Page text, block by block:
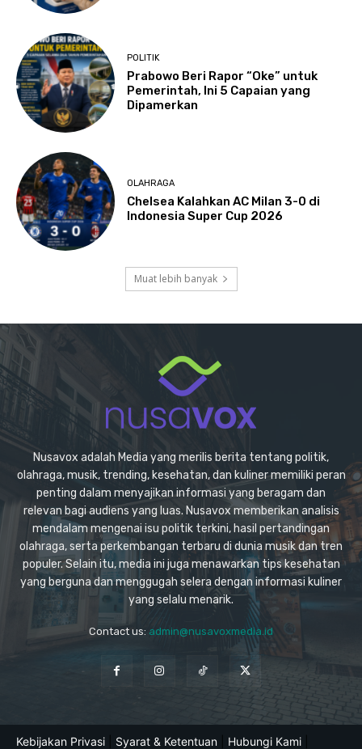
POLITIK
Prabowo Beri Rapor “Oke” untuk
Pemerintah, Ini 5 Capaian yang
Dipamerkan
OLAHRAGA
Chelsea Kalahkan AC Milan 3-0 di
Indonesia Super Cup 2026
Muat lebih banyak
Nusavox adalah Media yang merilis berita tentang politik,
olahraga, musik, trending, kesehatan, dan kuliner memiliki peran
penting dalam menyajikan informasi yang beragam dan
relevan bagi audiens yang luas. Nusavox memberikan analisis
mendalam mengenai isu politik terkini, hasil pertandingan
olahraga, serta perkembangan terbaru di dunia musik dan tren
populer. Selain itu, media ini juga menawarkan tips kesehatan
yang berguna dan menggugah selera dengan informasi kuliner
yang selalu menarik.
Contact us: admin@nusavoxmedia.id
Kebijakan Privasi Syarat & Ketentuan Hubungi Kami